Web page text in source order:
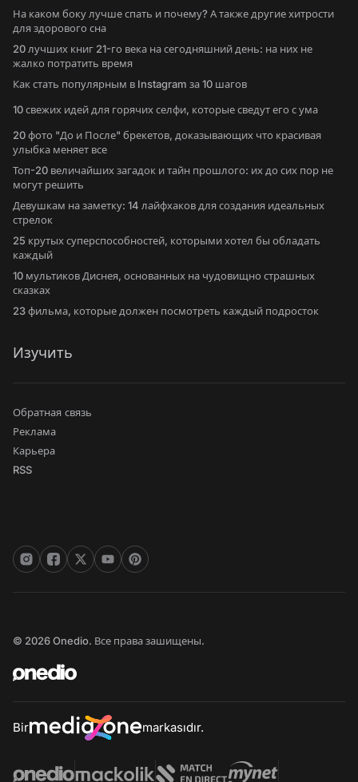
На каком боку лучше спать и почему? А также другие хитрости
для здорового сна
20 лучших книг 21-го века на сегодняшний день: на них не
жалко потратить время
Как стать популярным в Instagram за 10 шагов
10 свежих идей для горячих селфи, которые сведут его с ума
20 фото "До и После" брекетов, доказывающих что красивая
улыбка меняет все
Топ-20 величайших загадок и тайн прошлого: их до сих пор не
могут решить
Девушкам на заметку: 14 лайфхаков для создания идеальных
стрелок
25 крутых суперспособностей, которыми хотел бы обладать
каждый
10 мультиков Диснея, основанных на чудовищно страшных
сказках
23 фильма, которые должен посмотреть каждый подросток
Изучить
Обратная связь
Реклама
Карьера
RSS
© 2026 Onedio. Все права зашищены.
Bir markasıdır.